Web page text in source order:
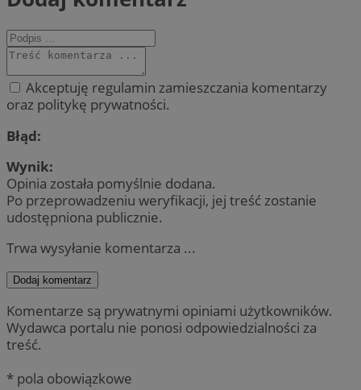
Akceptuję regulamin zamieszczania komentarzy
oraz politykę prywatności.
Błąd:
Wynik:
Opinia została pomyślnie dodana.
Po przeprowadzeniu weryfikacji, jej treść zostanie
udostępniona publicznie.
Trwa wysyłanie komentarza ...
Dodaj komentarz
Komentarze są prywatnymi opiniami użytkowników.
Wydawca portalu nie ponosi odpowiedzialności za
treść.
* pola obowiązkowe